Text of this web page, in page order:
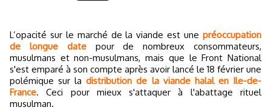
L’opacité sur le marché de la viande est une préoccupation
de longue datepour de nombreux consommateurs,
musulmans et non-musulmans, mais que le Front National
s'est emparé à son compte après avoir lancé le 18 février une
polémique sur ladistribution de la viande halal en Ile-de-
France. Ceci pour mieux s'attaquer à l'abattage rituel
musulman.